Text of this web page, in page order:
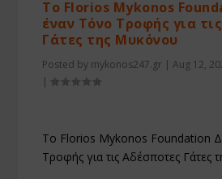
Το Florios Mykonos
έναν Τόνο Τροφής για
Γάτες της Μυκόνου
Posted by mykonos247.gr |Aug 12,
|
Το Florios Mykonos Foundation
Τροφής για τις Αδέσποτες Γάτες